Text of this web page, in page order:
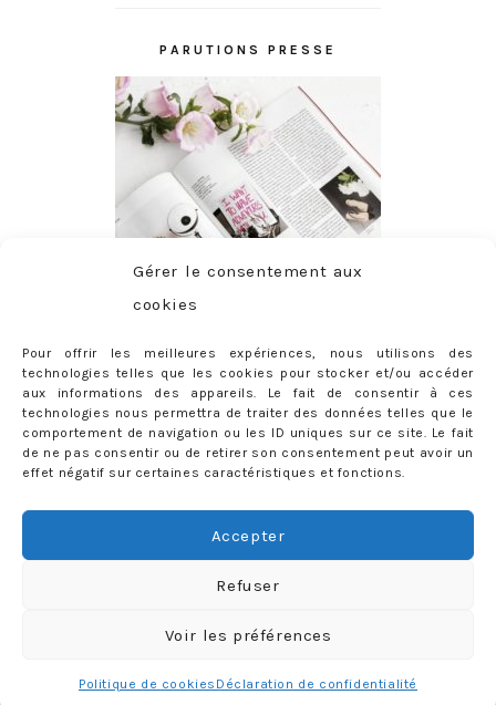
Gérer le consentement aux
cookies
Pour offrir les meilleures expériences, nous utilisons des
technologies telles que les cookies pour stocker et/ou accéder
aux informations des appareils. Le fait de consentir à ces
technologies nous permettra de traiter des données telles que le
comportement de navigation ou les ID uniques sur ce site. Le fait
de ne pas consentir ou de retirer son consentement peut avoir un
effet négatif sur certaines caractéristiques et fonctions.
Accepter
Refuser
Voir les préférences
Politique de cookies Déclaration de confidentialité
PARUTIONS PRESSE
ABONNEMENT
Adresse
Rejoignez les 398 autres abonnés
Designed by